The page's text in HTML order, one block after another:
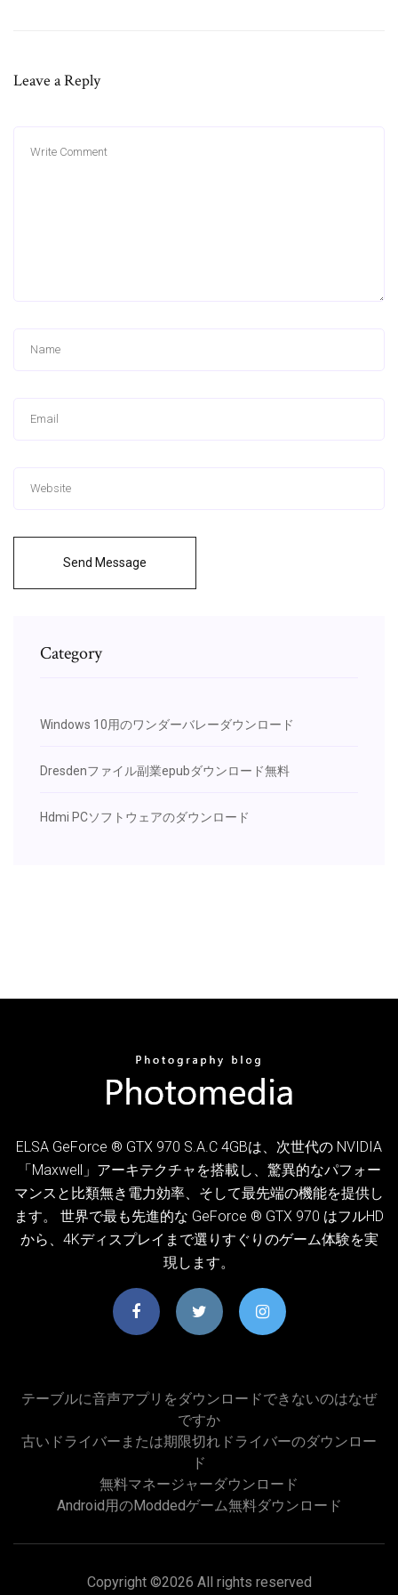
Leave a Reply
Send Message
Category
Windows 10用のワンダーバレーダウンロード
Dresdenファイル副業epubダウンロード無料
Hdmi PCソフトウェアのダウンロード
ELSA GeForce ® GTX 970 S.A.C 4GBは、次世代の NVIDIA
「Maxwell」アーキテクチャを搭載し、驚異的なパフォー
マンスと比類無き電力効率、そして最先端の機能を提供し
ます。 世界で最も先進的な GeForce ® GTX 970 はフルHD
から、4Kディスプレイまで選りすぐりのゲーム体験を実
現します。
テーブルに音声アプリをダウンロードできないのはなぜ
ですか
古いドライバーまたは期限切れドライバーのダウンロー
ド
無料マネージャーダウンロード
Android用のmoddedゲーム無料ダウンロード
Copyright ©2026 All rights reserved